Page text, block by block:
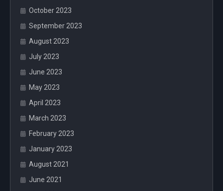
October 2023
September 2023
August 2023
July 2023
June 2023
May 2023
April 2023
March 2023
February 2023
January 2023
August 2021
June 2021